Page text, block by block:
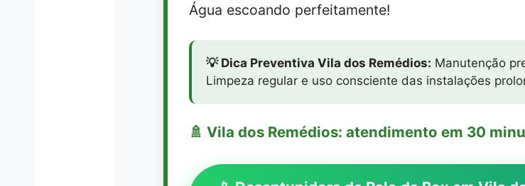
Água escoando perfeitamente!
💡 Dica Preventiva Vila dos Remédios: Manutenção
Limpeza regular e uso consciente das instalações
🚿 Vila dos Remédios: atendimento em 30